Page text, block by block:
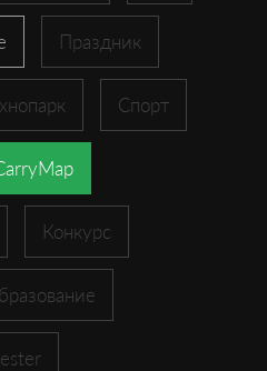
Праздник
Спорт
Конкурс